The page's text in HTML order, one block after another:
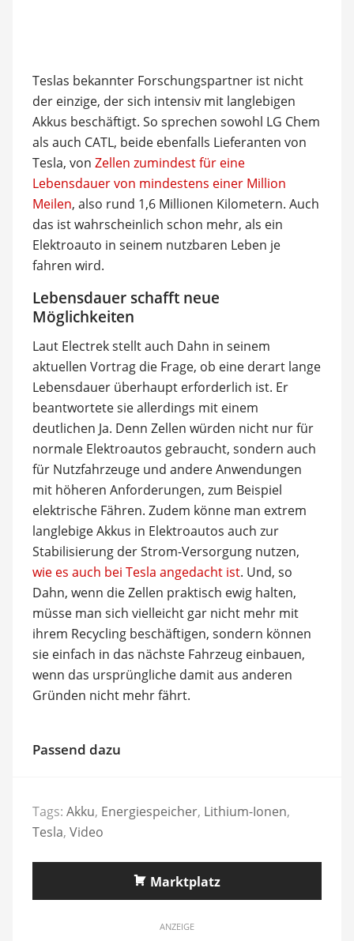
Teslas bekannter Forschungspartner ist nicht
der einzige, der sich intensiv mit langlebigen
Akkus beschäftigt. So sprechen sowohl LG Chem
als auch CATL, beide ebenfalls Lieferanten von
Tesla, von Zellen zumindest für eine
Lebensdauer von mindestens einer Million
Meilen, also rund 1,6 Millionen Kilometern. Auch
das ist wahrscheinlich schon mehr, als ein
Elektroauto in seinem nutzbaren Leben je
fahren wird.
Lebensdauer schafft neue
Möglichkeiten
Laut Electrek stellt auch Dahn in seinem
aktuellen Vortrag die Frage, ob eine derart lange
Lebensdauer überhaupt erforderlich ist. Er
beantwortete sie allerdings mit einem
deutlichen Ja. Denn Zellen würden nicht nur für
normale Elektroautos gebraucht, sondern auch
für Nutzfahrzeuge und andere Anwendungen
mit höheren Anforderungen, zum Beispiel
elektrische Fähren. Zudem könne man extrem
langlebige Akkus in Elektroautos auch zur
Stabilisierung der Strom-Versorgung nutzen,
wie es auch bei Tesla angedacht ist. Und, so
Dahn, wenn die Zellen praktisch ewig halten,
müsse man sich vielleicht gar nicht mehr mit
ihrem Recycling beschäftigen, sondern können
sie einfach in das nächste Fahrzeug einbauen,
wenn das ursprüngliche damit aus anderen
Gründen nicht mehr fährt.
Passend dazu
Tags: Akku, Energiespeicher, Lithium-Ionen,
Tesla, Video
Marktplatz
ANZEIGE